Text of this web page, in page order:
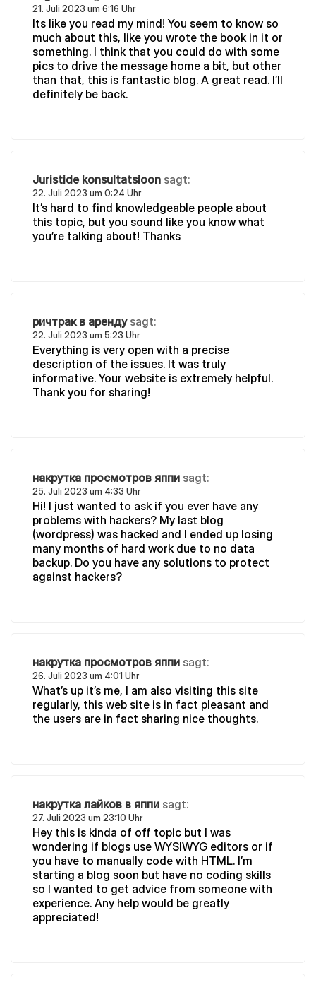
21. Juli 2023 um 6:16 Uhr
Its like you read my mind! You seem to know so
much about this, like you wrote the book in it or
something. I think that you could do with some
pics to drive the message home a bit, but other
than that, this is fantastic blog. A great read. I’ll
definitely be back.
Juristide konsultatsioon sagt:
22. Juli 2023 um 0:24 Uhr
It’s hard to find knowledgeable people about
this topic, but you sound like you know what
you’re talking about! Thanks
ричтрак в аренду sagt:
22. Juli 2023 um 5:23 Uhr
Everything is very open with a precise
description of the issues. It was truly
informative. Your website is extremely helpful.
Thank you for sharing!
накрутка просмотров яппи sagt:
25. Juli 2023 um 4:33 Uhr
Hi! I just wanted to ask if you ever have any
problems with hackers? My last blog
(wordpress) was hacked and I ended up losing
many months of hard work due to no data
backup. Do you have any solutions to protect
against hackers?
накрутка просмотров яппи sagt:
26. Juli 2023 um 4:01 Uhr
What’s up it’s me, I am also visiting this site
regularly, this web site is in fact pleasant and
the users are in fact sharing nice thoughts.
накрутка лайков в яппи sagt:
27. Juli 2023 um 23:10 Uhr
Hey this is kinda of off topic but I was
wondering if blogs use WYSIWYG editors or if
you have to manually code with HTML. I’m
starting a blog soon but have no coding skills
so I wanted to get advice from someone with
experience. Any help would be greatly
appreciated!